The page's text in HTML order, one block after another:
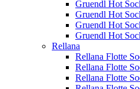
Gruendl Hot
Gruendl Hot
Gruendl Hot
Gruendl Hot
Rellana
Rellana Flotte
Rellana Flotte
Rellana Flotte